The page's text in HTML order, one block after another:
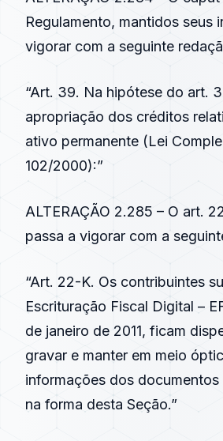
Regulamento, mantidos seus
vigorar com a seguinte
“Art. 39. Na hipótese do art.
apropriação dos créditos
ativo permanente (Lei
102/2000):”
ALTERAÇÃO 2.285 – O art.
passa a vigorar com a
“Art. 22-K. Os contribuintes
Escrituração Fiscal Digital –
de janeiro de 2011, ficam
gravar e manter em meio
informações dos
na forma desta Seção.”